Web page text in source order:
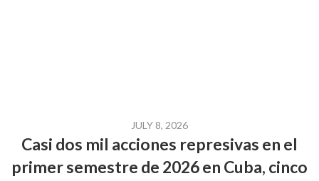
JULY 8, 2026
Casi dos mil acciones represivas en el
primer semestre de 2026 en Cuba, cinco